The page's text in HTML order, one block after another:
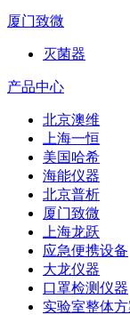
厦门致微
灭菌器
产品中心
北京澳维
上海一恒
美国哈希
海能仪器
北京普析
厦门致微
上海龙跃
应急便携设备
大龙仪器
口罩检测仪器
实验室整体